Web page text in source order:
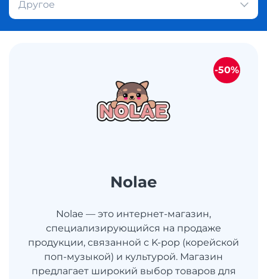
Другое
Nolae
Nolae — это интернет-магазин,
специализирующийся на продаже
продукции, связанной с K-pop (корейской
поп-музыкой) и культурой. Магазин
предлагает широкий выбор товаров для
-50%